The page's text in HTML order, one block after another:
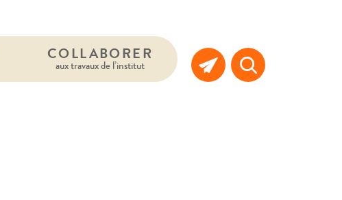
COLLABORER
aux travaux de l’institut